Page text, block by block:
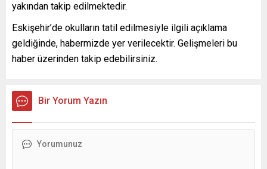
yakından takip edilmektedir.
Eskişehir’de okulların tatil edilmesiyle ilgili açıklama
geldiğinde, habermizde yer verilecektir. Gelişmeleri bu
haber üzerinden takip edebilirsiniz.
Bir Yorum Yazın